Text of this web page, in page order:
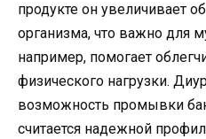
продукте он увеличивает
организма, что важно для
например, помогает
физического нагрузки.
возможность промывки
считается надежной